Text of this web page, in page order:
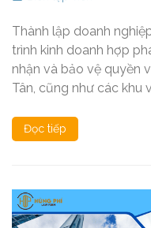
Thành lập doanh
trình kinh doanh hợp
nhận và bảo vệ quyền
Tân, cũng như các khu
Đọc tiếp